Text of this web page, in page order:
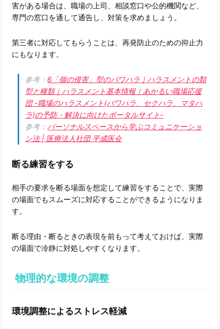
害がある場合は、職場の上司、相談窓口や公的機関など、
専門の窓口を通して通告し、対策を求めましょう。
第三者に対応してもらうことは、再発防止のための抑止力
にもなります。
参考： 6「個の侵害」型のパワハラ｜ハラスメントの類
型と種類｜ハラスメント基本情報｜あかるい職場応援
団 -職場のハラスメント(パワハラ、セクハラ、マタハ
ラ)の予防・解決に向けたポータルサイト-
参考： パーソナルスペースから学ぶコミュニケーショ
ン法 | 医療法人社団 平成医会
断る練習をする
相手の要求を断る場面を想定して練習をすることで、実際
の場面でもスムーズに対応することができるようになりま
す。
断る理由・断るときの表現を前もって考えておけば、実際
の場面で冷静に対処しやすくなります。
物理的な環境の調整
環境調整によるストレス軽減